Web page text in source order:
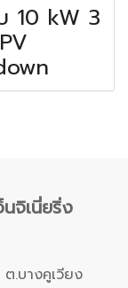
10 kW 3
จิเนี่ยริ่ง
.บางคูเวียง